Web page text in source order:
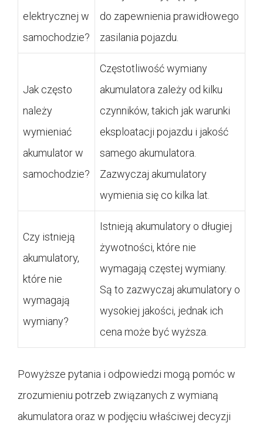
elektrycznej w
samochodzie?
do zapewnienia prawidłowego
zasilania pojazdu.
Jak często
należy
wymieniać
akumulator w
samochodzie?
Częstotliwość wymiany
akumulatora zależy od kilku
czynników, takich jak warunki
eksploatacji pojazdu i jakość
samego akumulatora.
Zazwyczaj akumulatory
wymienia się co kilka lat.
Czy istnieją
akumulatory,
które nie
wymagają
wymiany?
Istnieją akumulatory o długiej
żywotności, które nie
wymagają częstej wymiany.
Są to zazwyczaj akumulatory o
wysokiej jakości, jednak ich
cena może być wyższa.
Powyższe pytania i odpowiedzi mogą pomóc w
zrozumieniu potrzeb związanych z wymianą
akumulatora oraz w podjęciu właściwej decyzji